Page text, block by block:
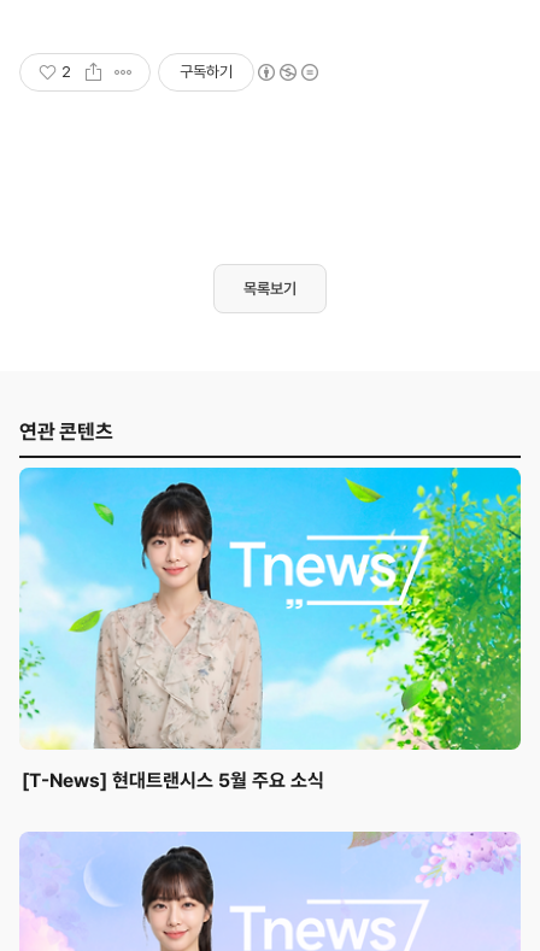
2 구독하기
목록보기
연관 콘텐츠
[T-News] 현대트랜시스 5월 주요 소식